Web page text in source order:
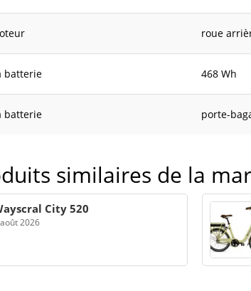
roue
batterie 468 Wh
batterie porte-
similaires de la
City 520
2026